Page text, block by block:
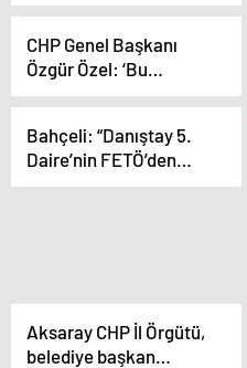
CHP Genel Başkanı
Özgür Özel: ‘Bu
gidişata bir kırmızı ışık
sonrası felakettir’
Bahçeli: “Danıştay 5.
Daire’nin FETÖ’den
ihraç edilen 387 hakim
Aksaray CHP İl Örgütü,
belediye başkan